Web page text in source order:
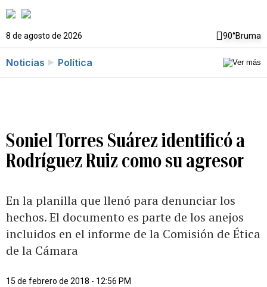
8 de agosto de 2026 90°Bruma
Noticias Política
Soniel Torres Suárez identificó a
Rodríguez Ruiz como su agresor
En la planilla que llenó para denunciar los
hechos. El documento es parte de los anejos
incluidos en el informe de la Comisión de Ética
de la Cámara
15 de febrero de 2018 - 12:56 PM